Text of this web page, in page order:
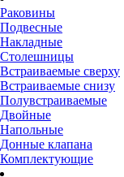
Раковины
Подвесные
Накладные
Столешницы
Встраиваемые сверху
Встраиваемые снизу
Полувстраиваемые
Двойные
Напольные
Донные клапана
Комплектующие